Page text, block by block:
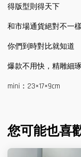
得版型則得天下
和市場通貨絕對不一
你們到時對比就知道
爆款不用快，精雕細
mini：23×17×9cm
您可能也喜